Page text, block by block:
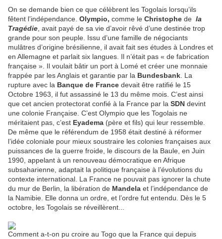
On se demande bien ce que célèbrent les Togolais lorsqu’ils
fêtent l’indépendance. Olympio, comme le Christophe de la
Tragédie , avait payé de sa vie d’avoir rêvé d’une destinée trop
grande pour son peuple. Issu d’une famille de négociants
mulâtres d’origine brésilienne, il avait fait ses études à Londres et
en Allemagne et parlait six langues. Il n’était pas « de fabrication
française ». Il voulait bâtir un port à Lomé et créer une monnaie
frappée par les Anglais et garantie par la Bundesbank . La
rupture avec la Banque de France devait être ratifié le 15
Octobre 1963, il fut assassiné le 13 du même mois. C’est ainsi
que cet ancien protectorat confié à la France par la SDN devint
une colonie Française. C’est Olympio que les Togolais ne
méritaient pas, c’est Eyadema (père et fils) qui leur ressemble.
De même que le référendum de 1958 était destiné à réformer
l’idée coloniale pour mieux soustraire les colonies françaises aux
puissances de la guerre froide, le discours de la Baule, en Juin
1990, appelant à un renouveau démocratique en Afrique
subsaharienne, adaptait la politique française à l’évolutions du
contexte international. La France ne pouvait pas ignorer la chute
du mur de Berlin, la libération de Mandela et l’indépendance de
la Namibie. Elle donna un ordre, et l’ordre fut entendu. Dès le 5
octobre, les Togolais se réveillèrent...
Comment a-t-on pu croire au Togo que la France qui depuis